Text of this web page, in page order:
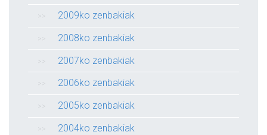
2009ko zenbakiak
2008ko zenbakiak
2007ko zenbakiak
2006ko zenbakiak
2005ko zenbakiak
2004ko zenbakiak